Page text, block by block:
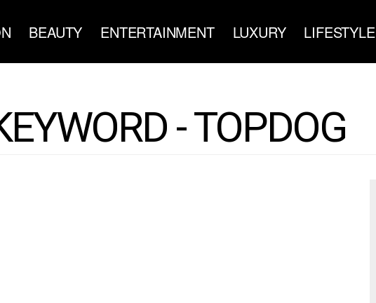
BEAUTY ENTERTAINMENT LUXURY LIFESTYLE
- TOPDOG